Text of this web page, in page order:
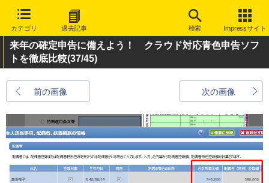
カテゴリ 過去記事 検索 Impressサイト
来年の確定申告に備えよう！ クラウド対応青色申告ソフ
トを徹底比較(37/45)
前の画像 次の画像